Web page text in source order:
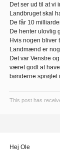
Det ser ud til at vi
Landbruget skal
De får 10
De henter ulovlig
Hvis nogen bliver
Landmænd er
Det var Venstre
været godt at
bønderne sprøjtet
This post has
Hej Ole